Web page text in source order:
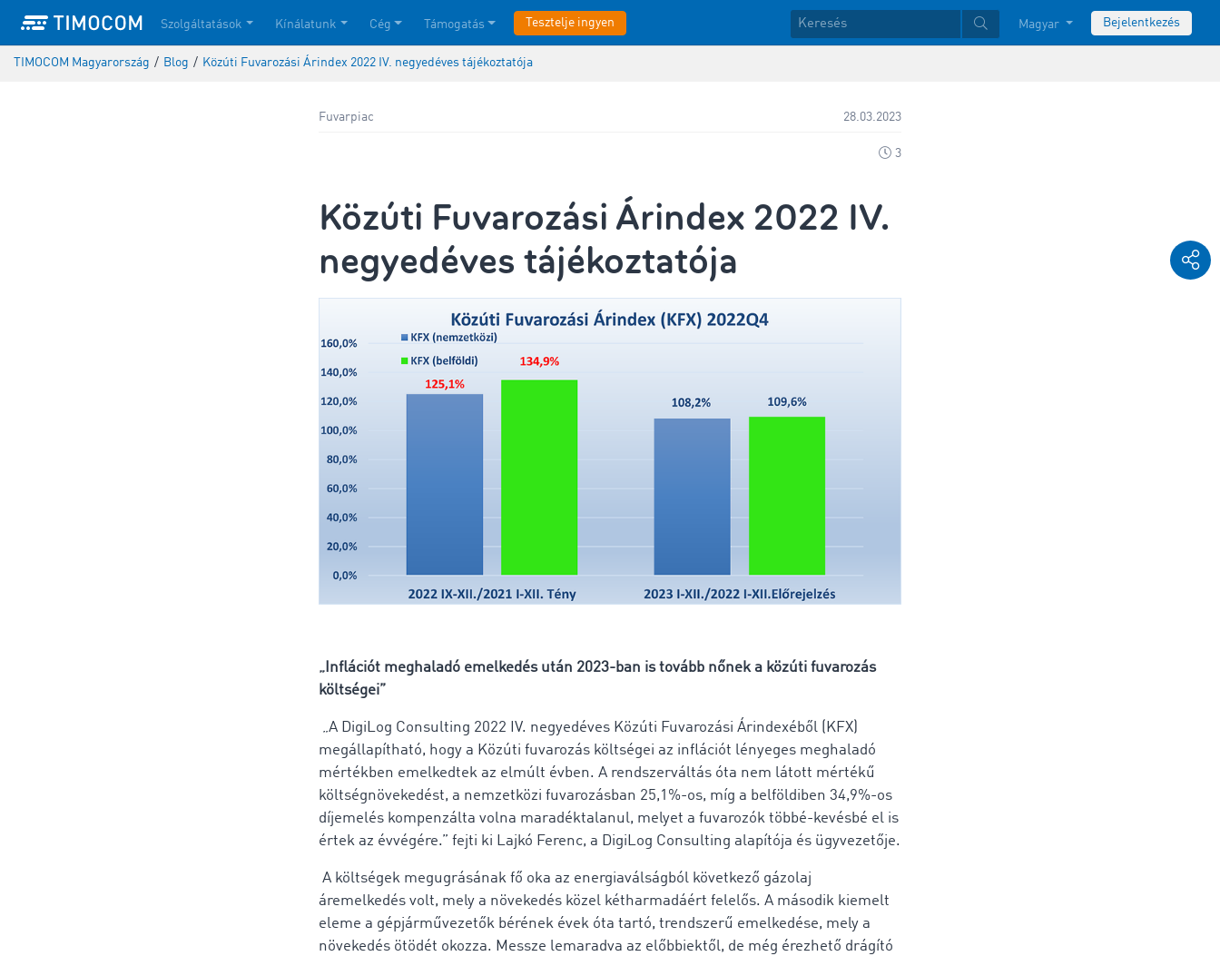
Szolgáltatások Kínálatunk Cég Támogatás Tesztelje ingyen Magyar Bejelentkezés
TIMOCOM Magyarország / Blog / Közúti Fuvarozási Árindex 2022 IV. negyedéves tájékoztatója
Fuvarpiac 28.03.2023
3
Közúti Fuvarozási Árindex 2022 IV.
negyedéves tájékoztatója
„Inflációt meghaladó emelkedés után 2023-ban is tovább nőnek a közúti fuvarozás
költségei”
„A DigiLog Consulting 2022 IV. negyedéves Közúti Fuvarozási Árindexéből (KFX)
megállapítható, hogy a Közúti fuvarozás költségei az inflációt lényeges meghaladó
mértékben emelkedtek az elmúlt évben. A rendszerváltás óta nem látott mértékű
költségnövekedést, a nemzetközi fuvarozásban 25,1%-os, míg a belföldiben 34,9%-os
díjemelés kompenzálta volna maradéktalanul, melyet a fuvarozók többé-kevésbé el is
értek az évvégére.” fejti ki Lajkó Ferenc, a DigiLog Consulting alapítója és ügyvezetője.
A költségek megugrásának fő oka az energiaválságból következő gázolaj
áremelkedés volt, mely a növekedés közel kétharmadáért felelős. A második kiemelt
eleme a gépjárművezetők bérének évek óta tartó, trendszerű emelkedése, mely a
növekedés ötödét okozza. Messze lemaradva az előbbiektől, de még érezhető drágító